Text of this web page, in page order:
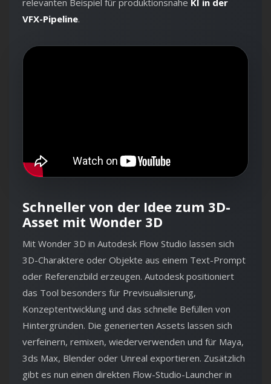
relevanten Beispiel für produktionsnahe KI in der
VFX-Pipeline.
Schneller von der Idee zum 3D-
Asset mit Wonder 3D
Mit Wonder 3D in Autodesk Flow Studio lassen sich
3D-Charaktere oder Objekte aus einem Text-Prompt
oder Referenzbild erzeugen. Autodesk positioniert
das Tool besonders für Previsualisierung,
Konzeptentwicklung und das schnelle Befüllen von
Hintergründen. Die generierten Assets lassen sich
verfeinern, remixen, wiederverwenden und für Maya,
3ds Max, Blender oder Unreal exportieren. Zusätzlich
gibt es nun einen direkten Flow-Studio-Launcher in